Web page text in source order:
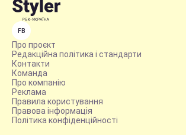
FB
Про проєкт
Редакційна політика і стандарти
Контакти
Команда
Про компанію
Реклама
Правила користування
Правова інформація
Політика конфіденційності